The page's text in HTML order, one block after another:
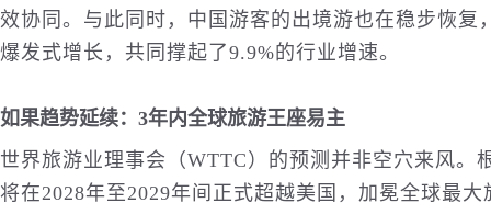
效协同。与此同时，中国游客的出境游也在稳步恢复
爆发式增长，共同撑起了9.9%的行业增速。
如果趋势延续：3年内全球旅游王座易主
世界旅游业理事会（WTTC）的预测并非空穴来风。
将在2028年至2029年间正式超越美国，加冕全球最